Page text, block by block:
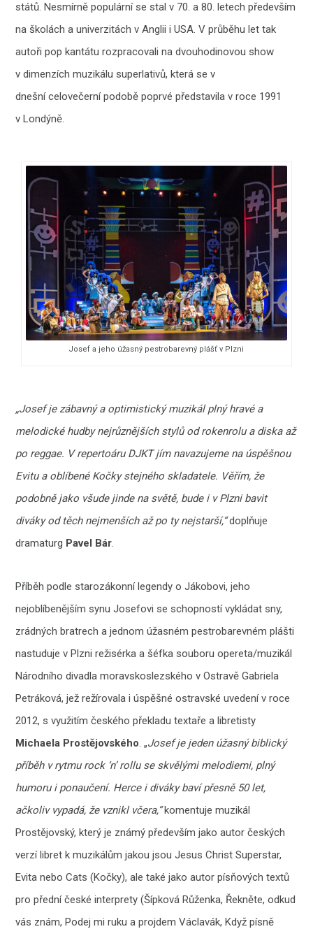
států. Nesmírně populární se stal v 70. a 80. letech především
na školách a univerzitách v Anglii i USA. V průběhu let tak
autoři pop kantátu rozpracovali na dvouhodinovou show
v dimenzích muzikálu superlativů, která se v
dnešní celovečerní podobě poprvé představila v roce 1991
v Londýně.
Josef a jeho úžasný pestrobarevný plášť v Plzni
„Josef je zábavný a optimistický muzikál plný hravé a
melodické hudby nejrůznějších stylů od rokenrolu a diska až
po reggae. V repertoáru DJKT jím navazujeme na úspěšnou
Evitu a oblíbené Kočky stejného skladatele. Věřím, že
podobně jako všude jinde na světě, bude i v Plzni bavit
diváky od těch nejmenších až po ty nejstarší,“doplňuje
dramaturg Pavel Bár.
Příběh podle starozákonní legendy o Jákobovi, jeho
nejoblíbenějším synu Josefovi se schopností vykládat sny,
zrádných bratrech a jednom úžasném pestrobarevném plášti
nastuduje v Plzni režisérka a šéfka souboru opereta/muzikál
Národního divadla moravskoslezského v Ostravě Gabriela
Petráková, jež režírovala i úspěšné ostravské uvedení v roce
2012, s využitím českého překladu textaře a libretisty
Michaela Prostějovského. „Josef je jeden úžasný biblický
příběh v rytmu rock ‘n’ rollu se skvělými melodiemi, plný
humoru i ponaučení. Herce i diváky baví přesně 50 let,
ačkoliv vypadá, že vznikl včera,“komentuje muzikál
Prostějovský, který je známý především jako autor českých
verzí libret k muzikálům jakou jsou Jesus Christ Superstar,
Evita nebo Cats (Kočky), ale také jako autor písňových textů
pro přední české interprety (Šípková Růženka, Řekněte, odkud
vás znám, Podej mi ruku a projdem Václavák, Když písně